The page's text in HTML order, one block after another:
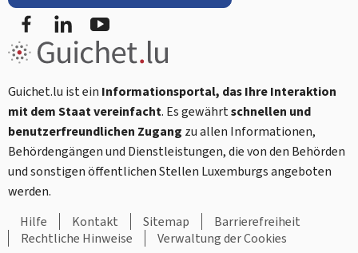
FacebookLinkedIn
Guichet.lu ist ein Informationsportal, das Ihre Interaktion
mit dem Staat vereinfacht. Es gewährtschnellen und
benutzerfreundlichen Zugang zu allen Informationen,
Behördengängen und Dienstleistungen, die von den Behörden
und sonstigen öffentlichen Stellen Luxemburgs angeboten
werden.
Hilfe
Kontakt Sitemap
Barrierefreiheit
Rechtliche Hinweise
Verwaltung der Cookies